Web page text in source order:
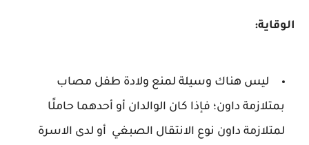
الوقاية:
ليس هناك وسيلة لمنع ولادة طفل مصاب
بمتلازمة داون؛ فإذا كان الوالدان أو أحدهما حاملًا
لمتلازمة داون نوع الانتقال الصبغي أو لدى الاسرة